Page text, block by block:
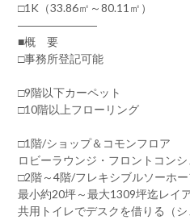
□1K（33.86㎡～80.11㎡）
―――――――
■概 要
□事務所登記可能
□9階以下カーペット
□10階以上フローリング
□1階/ショップ＆コモンフロア
ロビーラウンジ・フロントコンシ
□2階～4階/フレキシブルソーホ
最小約20坪～最大1309坪迄レイ
共用トイレでデスクを借りる（